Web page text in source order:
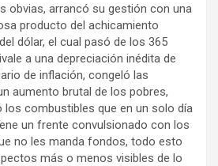
obvias, arrancó su gestión con una
producto del achicamiento
dólar, el cual pasó de los 365
a una depreciación inédita de
de inflación, congeló las
aumento brutal de los pobres,
los combustibles que en un solo día
un frente convulsionado con los
no les manda fondos, todo esto
más o menos visibles de lo